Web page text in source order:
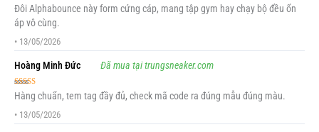
Được xếp
hạng55 sao
Đôi Alphabounce này form cứng cáp, mang tập gym hay chạy bộ đều ổn
áp vô cùng.
• 13/05/2026
Hoàng Minh Đức Đã mua tại trungsneaker.com
Được xếp
hạng5 5 sao
Hàng chuẩn, tem tag đầy đủ, check mã code ra đúng mẫu đúng màu.
• 13/05/2026